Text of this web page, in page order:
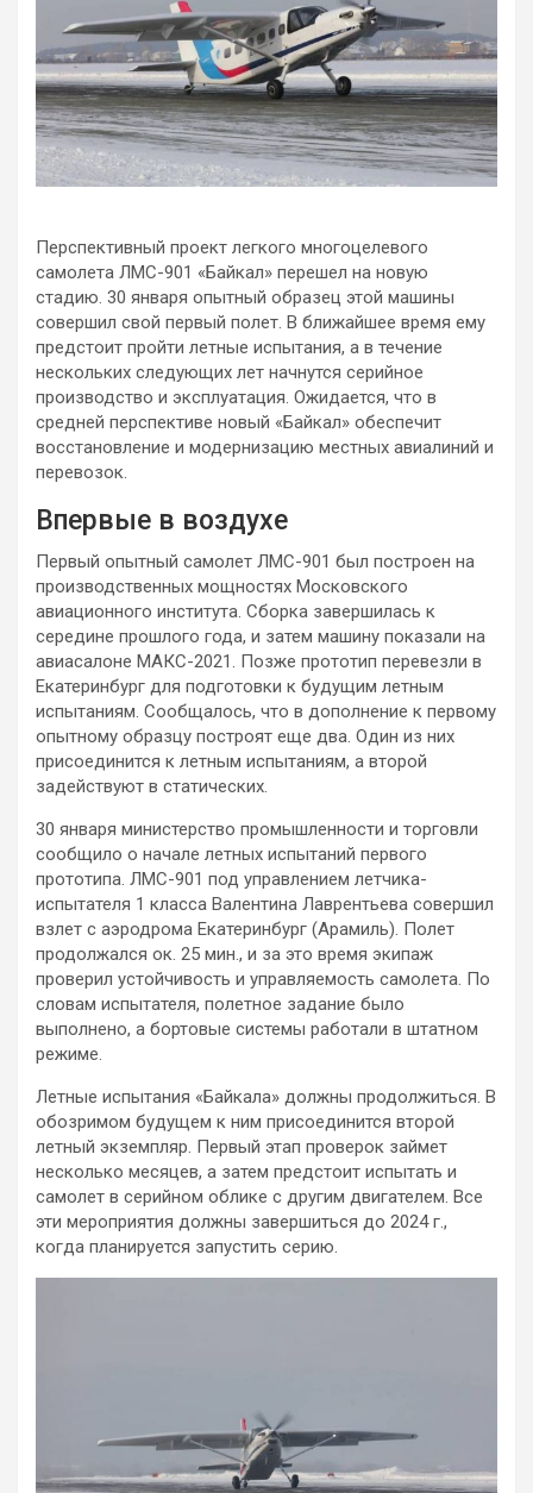
Перспективный проект легкого многоцелевого
самолета ЛМС-901 «Байкал» перешел на новую
стадию. 30 января опытный образец этой машины
совершил свой первый полет. В ближайшее время ему
предстоит пройти летные испытания, а в течение
нескольких следующих лет начнутся серийное
производство и эксплуатация. Ожидается, что в
средней перспективе новый «Байкал» обеспечит
восстановление и модернизацию местных авиалиний и
перевозок.
Впервые в воздухе
Первый опытный самолет ЛМС-901 был построен на
производственных мощностях Московского
авиационного института. Сборка завершилась к
середине прошлого года, и затем машину показали на
авиасалоне МАКС-2021. Позже прототип перевезли в
Екатеринбург для подготовки к будущим летным
испытаниям. Сообщалось, что в дополнение к первому
опытному образцу построят еще два. Один из них
присоединится к летным испытаниям, а второй
задействуют в статических.
30 января министерство промышленности и торговли
сообщило о начале летных испытаний первого
прототипа. ЛМС-901 под управлением летчика-
испытателя 1 класса Валентина Лаврентьева совершил
взлет с аэродрома Екатеринбург (Арамиль). Полет
продолжался ок. 25 мин., и за это время экипаж
проверил устойчивость и управляемость самолета. По
словам испытателя, полетное задание было
выполнено, а бортовые системы работали в штатном
режиме.
Летные испытания «Байкала» должны продолжиться. В
обозримом будущем к ним присоединится второй
летный экземпляр. Первый этап проверок займет
несколько месяцев, а затем предстоит испытать и
самолет в серийном облике с другим двигателем. Все
эти мероприятия должны завершиться до 2024 г.,
когда планируется запустить серию.